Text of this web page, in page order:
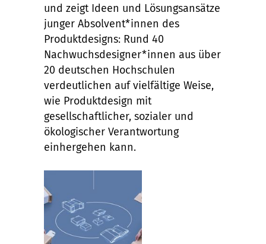
und zeigt Ideen und Lösungsansätze
junger Absolvent*innen des
Produktdesigns: Rund 40
Nachwuchsdesigner*innen aus über
20 deutschen Hochschulen
verdeutlichen auf vielfältige Weise,
wie Produktdesign mit
gesellschaftlicher, sozialer und
ökologischer Verantwortung
einhergehen kann.